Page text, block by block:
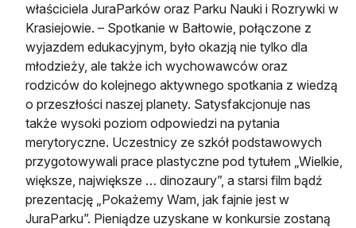
właściciela JuraParków oraz Parku Nauki i Rozrywki w
Krasiejowie. – Spotkanie w Bałtowie, połączone z
wyjazdem edukacyjnym, było okazją nie tylko dla
młodzieży, ale także ich wychowawców oraz
rodziców do kolejnego aktywnego spotkania z wiedzą
o przeszłości naszej planety. Satysfakcjonuje nas
także wysoki poziom odpowiedzi na pytania
merytoryczne. Uczestnicy ze szkół podstawowych
przygotowywali prace plastyczne pod tytułem „Wielkie,
większe, największe … dinozaury”, a starsi film bądź
prezentację „Pokażemy Wam, jak fajnie jest w
JuraParku”. Pieniądze uzyskane w konkursie zostaną